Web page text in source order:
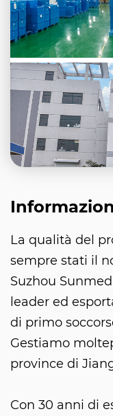
La qualità del
sempre stati il
Suzhou
leader ed
di primo
Gestiamo
province di
Con 30 anni di